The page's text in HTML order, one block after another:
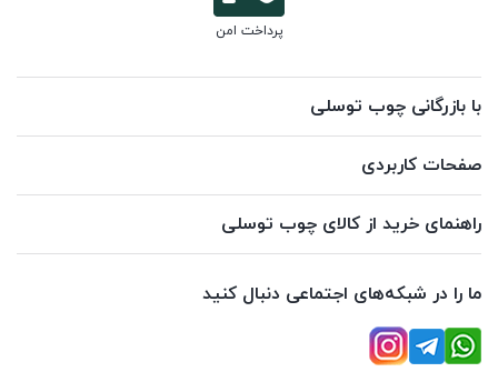
پرداخت امن
با بازرگانی چوب توسلی
صفحات کاربردی
راهنمای خرید از کالای چوب توسلی
ما را در شبکه‌های اجتماعی دنبال کنید